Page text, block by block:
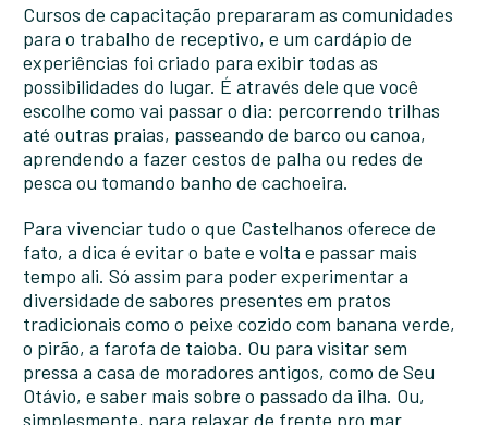
Cursos de capacitação prepararam as comunidades
para o trabalho de receptivo, e um cardápio de
experiências foi criado para exibir todas as
possibilidades do lugar. É através dele que você
escolhe como vai passar o dia: percorrendo trilhas
até outras praias, passeando de barco ou canoa,
aprendendo a fazer cestos de palha ou redes de
pesca ou tomando banho de cachoeira.
Para vivenciar tudo o que Castelhanos oferece de
fato, a dica é evitar o bate e volta e passar mais
tempo ali. Só assim para poder experimentar a
diversidade de sabores presentes em pratos
tradicionais como o peixe cozido com banana verde,
o pirão, a farofa de taioba. Ou para visitar sem
pressa a casa de moradores antigos, como de Seu
Otávio, e saber mais sobre o passado da ilha. Ou,
simplesmente, para relaxar de frente pro mar.